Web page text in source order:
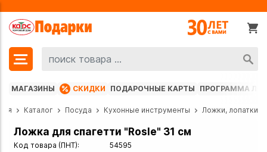
МАГАЗИНЫ СКИДКИ ПОДАРОЧНЫЕ КАРТЫ ПРОГРАММА
Каталог Посуда Кухонные инструменты Ложки, лопатки
Ложка для спагетти "Rosle" 31 см
Код товара (ПНТ):
54595